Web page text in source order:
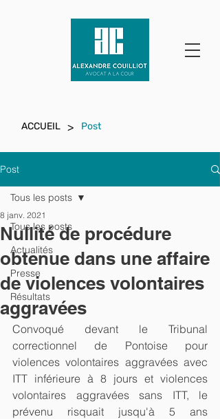
ACCUEIL > Post
Post
Tous les posts
Actualités
Presse
Résultats
Tous les posts
Nullité de procédure
obtenue dans une affaire
de violences volontaires
aggravées
8 janv. 2021
Convoqué devant le Tribunal
correctionnel de Pontoise pour
violences volontaires aggravées avec
ITT inférieure à 8 jours et violences
volontaires aggravées sans ITT, le
prévenu risquait jusqu'à 5 ans